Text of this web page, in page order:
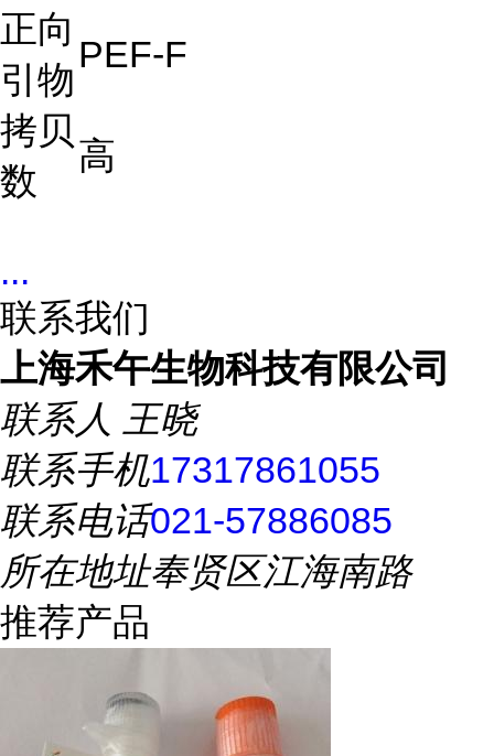
正向
引物
PEF-F
拷贝
数
高
...
联系我们
上海禾午生物科技有限公司
联系人 王晓
联系手机17317861055
联系电话021-57886085
所在地址奉贤区江海南路
推荐产品